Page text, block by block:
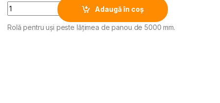
Quantity
Adaugă în coș
Rolă pentru uşi peste lățimea de panou de 5000 mm.